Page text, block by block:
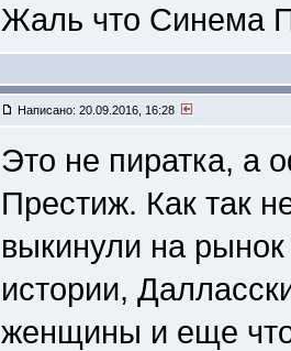
Жаль что Синема
Написано: 20.09.2016, 16:28
Это не пиратка, а
Престиж. Как так
выкинули на
истории,
женщины и еще